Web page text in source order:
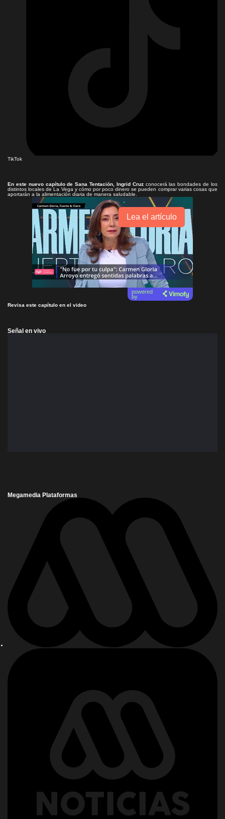
TikTok
En este nuevo capítulo de Sana Tentación, Ingrid Cruz conocerá las bondades de los
distintos locales de La Vega y cómo por poco dinero se pueden comprar varias cosas que
aportarán a la alimentación diaria de manera saludable.
Lea el artículo
powered
by
Revisa este capítulo en el video
Señal en vivo
Megamedia Plataformas